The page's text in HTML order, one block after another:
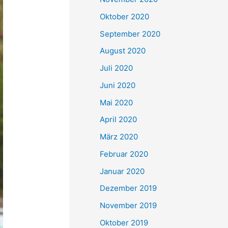
Oktober 2020
September 2020
August 2020
Juli 2020
Juni 2020
Mai 2020
April 2020
März 2020
Februar 2020
Januar 2020
Dezember 2019
November 2019
Oktober 2019